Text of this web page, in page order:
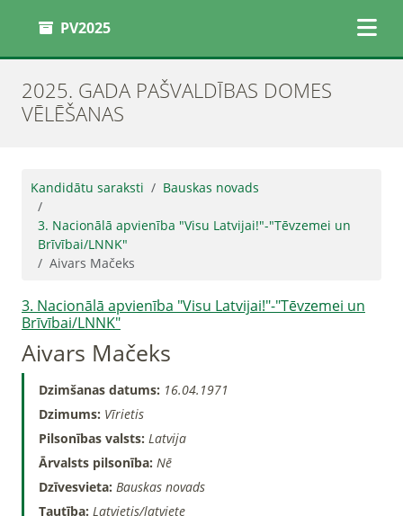
PV2025
2025. GADA PAŠVALDĪBAS DOMES
VĒLĒŠANAS
Kandidātu saraksti Bauskas novads
3. Nacionālā apvienība "Visu Latvijai!"-"Tēvzemei un
Brīvībai/LNNK"
Aivars Mačeks
3. Nacionālā apvienība "Visu Latvijai!"-"Tēvzemei un
Brīvībai/LNNK"
Aivars Mačeks
Dzimšanas datums: 16.04.1971
Dzimums: Vīrietis
Pilsonības valsts: Latvija
Ārvalsts pilsonība: Nē
Dzīvesvieta: Bauskas novads
Tautība: Latvietis/latviete